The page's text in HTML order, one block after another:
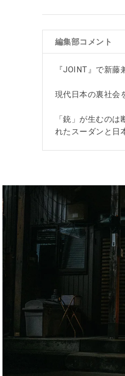
編集部コメント
『JOINT』で新藤
現代日本の裏社会
「銃」が生むの
れたスーダンと日